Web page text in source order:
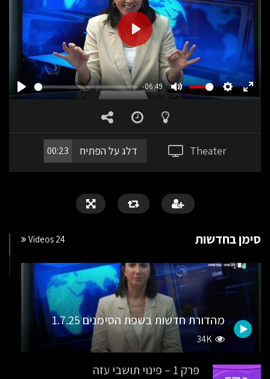
PLAY
-06:49
MUTE
PLAY
Theater דלג על הפתיח 00:23
סימן בחדשות 24 Videos
מהדורת חדשות בשפת הסימנים 1.7.25
34K
פרק 1 – פינוי תושבי עזה